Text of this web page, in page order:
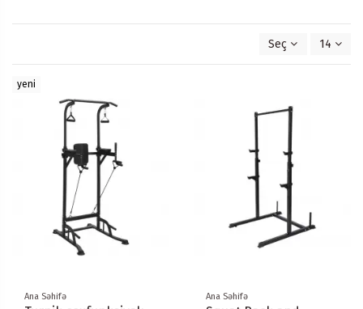
Seç 14
yeni
Ana Səhifə Ana Səhifə